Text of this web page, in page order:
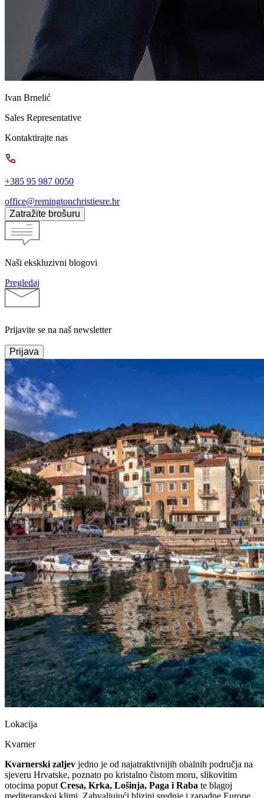
Ivan Brnelić
Sales Representative
Kontaktirajte nas
+385 95 987 0050
office@remingtonchristiesre.hr
Zatražite brošuru
Naši ekskluzivni blogovi
Pregledaj
Prijavite se na naš newsletter
Prijava
Lokacija
Kvarner
Kvarnerski zaljev jedno je od najatraktivnijih obalnih područja na
sjeveru Hrvatske, poznato po kristalno čistom moru, slikovitim
otocima poput Cresa, Krka, Lošinja, Paga i Raba te blagoj
mediteranskoj klimi. Zahvaljujući blizini srednje i zapadne Europe,